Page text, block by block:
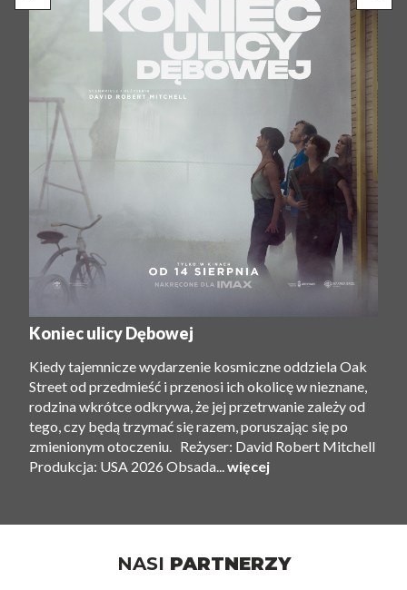
Koniec ulicy Dębowej
Kiedy tajemnicze wydarzenie kosmiczne oddziela Oak
Street od przedmieść i przenosi ich okolicę w nieznane,
rodzina wkrótce odkrywa, że ​​jej przetrwanie zależy od
tego, czy będą trzymać się razem, poruszając się po
zmienionym otoczeniu. Reżyser: David Robert Mitchell
Produkcja: USA 2026 Obsada... więcej
NASI PARTNERZY